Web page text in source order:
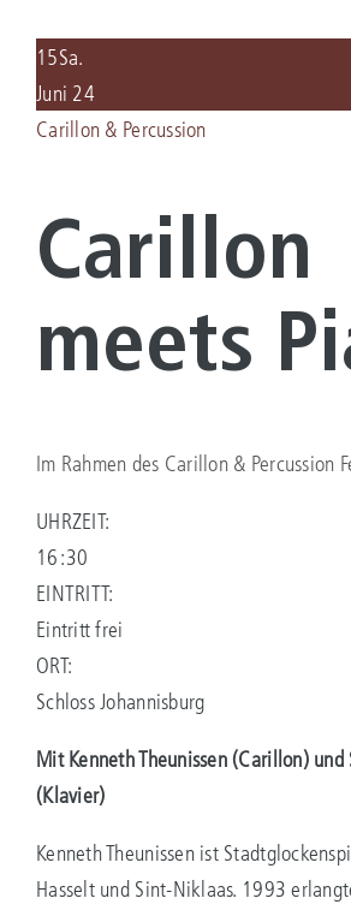
KULTURLEBEN
SERVICE
15Sa.
Juni 24
Carillon & Percussion
Carillon
meets
Im Rahmen des Carillon & Percussion
UHRZEIT:
16:30
EINTRITT:
Eintritt frei
ORT:
Schloss Johannisburg
Mit Kenneth Theunissen (Carillon)
(Klavier)
Kenneth Theunissen ist
Hasselt und Sint-Niklaas. 1993